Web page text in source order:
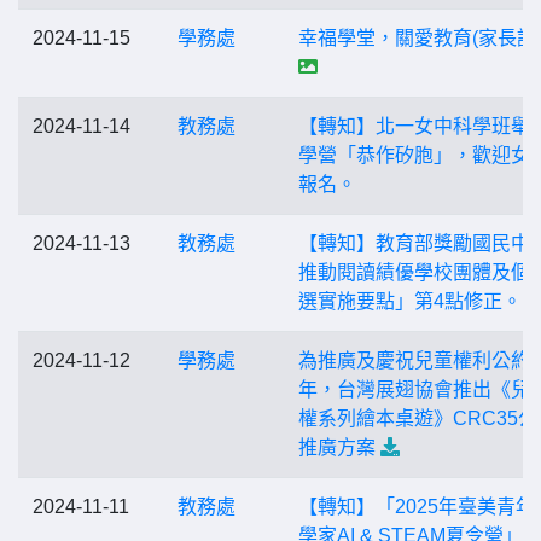
2024-11-15 學務處 幸福學堂，關愛教育(家長課
2024-11-14 教務處
【轉知】北一女中科學班舉
學營「恭作矽胞」，歡迎女
報名。
2024-11-13 教務處
【轉知】教育部獎勵國民中
推動閱讀績優學校團體及個
選實施要點」第4點修正。
2024-11-12 學務處
為推廣及慶祝兒童權利公約
年，台灣展翅協會推出《兒
權系列繪本桌遊》CRC35公
推廣方案
2024-11-11 教務處
【轉知】「2025年臺美青年
學家AI & STEAM夏令營」